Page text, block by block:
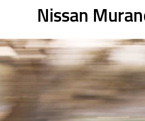
Nissan